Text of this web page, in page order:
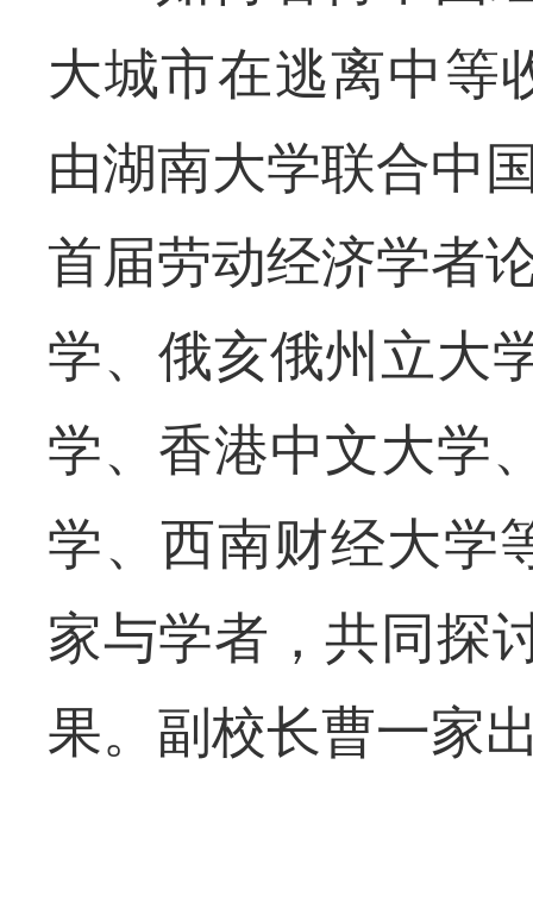
大城市在逃离中
由湖南大学联合中
首届劳动经济学者
学、俄亥俄州立大
学、香港中文大学
学、西南财经大学
家与学者，共同探
果。副校长曹一家